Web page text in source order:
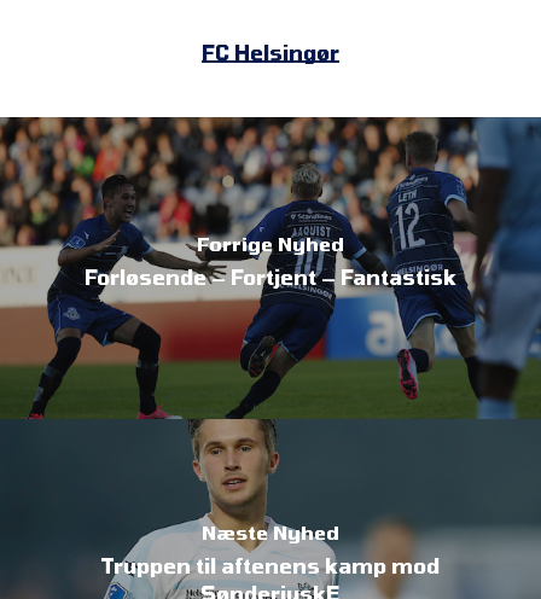
FC Helsingør
Forrige Nyhed
Forløsende – Fortjent – Fantastisk
Næste Nyhed
Truppen til aftenens kamp mod
SønderjyskE